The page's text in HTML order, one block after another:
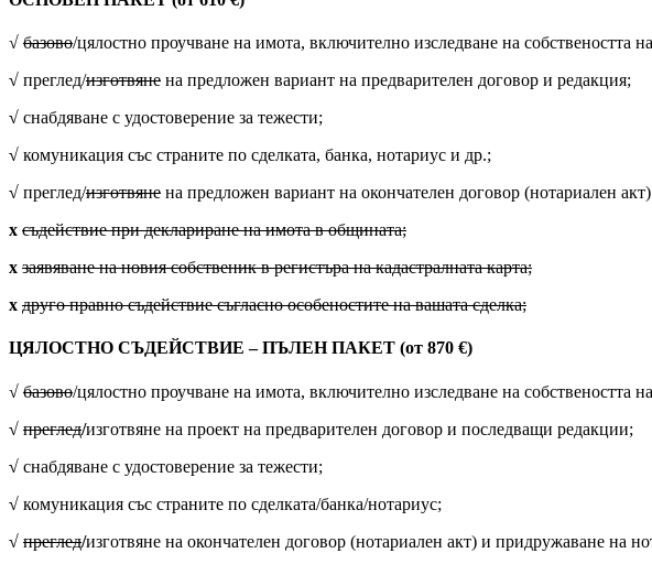
√ базово/цялостно проучване на имота, включително изследване на собствеността
√ преглед/изготвяне на предложен вариант на предварителен договор и редакция;
√ снабдяване с удостоверение за тежести;
√ комуникация със страните по сделката, банка, нотариус и др.;
√ преглед/изготвяне на предложен вариант на окончателен договор (нотариален акт)
х съдействие при деклариране на имота в общината;
х заявяване на новия собственик в регистъра на кадастралната карта;
х друго правно съдействие съгласно особеностите на вашата сделка;
ЦЯЛОСТНО СЪДЕЙСТВИЕ – ПЪЛЕН ПАКЕТ (от 870 €)
√ базово/цялостно проучване на имота, включително изследване на собствеността
√ преглед/изготвяне на проект на предварителен договор и последващи редакции;
√ снабдяване с удостоверение за тежести;
√ комуникация със страните по сделката/банка/нотариус;
√ преглед/изготвяне на окончателен договор (нотариален акт) и придружаване на